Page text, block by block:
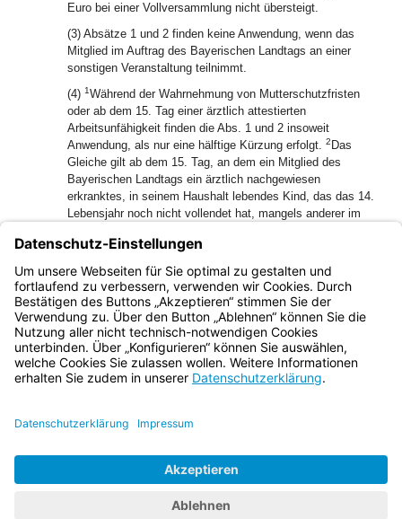
Euro bei einer Vollversammlung nicht übersteigt.
(3) Absätze 1 und 2 finden keine Anwendung, wenn das
Mitglied im Auftrag des Bayerischen Landtags an einer
sonstigen Veranstaltung teilnimmt.
(4) 1Während der Wahrnehmung von Mutterschutzfristen
oder ab dem 15. Tag einer ärztlich attestierten
Arbeitsunfähigkeit finden die Abs. 1 und 2 insoweit
Anwendung, als nur eine hälftige Kürzung erfolgt. 2 Das
Gleiche gilt ab dem 15. Tag, an dem ein Mitglied des
Bayerischen Landtags ein ärztlich nachgewiesen
erkranktes, in seinem Haushalt lebendes Kind, das das 14.
Lebensjahr noch nicht vollendet hat, mangels anderer im
betreuen muss.
(5) Die Abs. 1 bis 4 gelten entsprechend für die
Vollsitzungen der Fraktionen.
Bayern.de
BayernPortal
Impressum